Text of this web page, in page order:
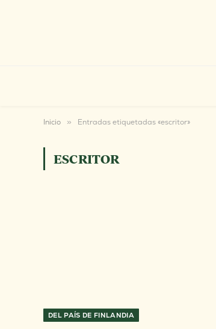
Inicio » Entradas etiquetadas «escritor»
ESCRITOR
DEL PAÍS DE FINLANDIA